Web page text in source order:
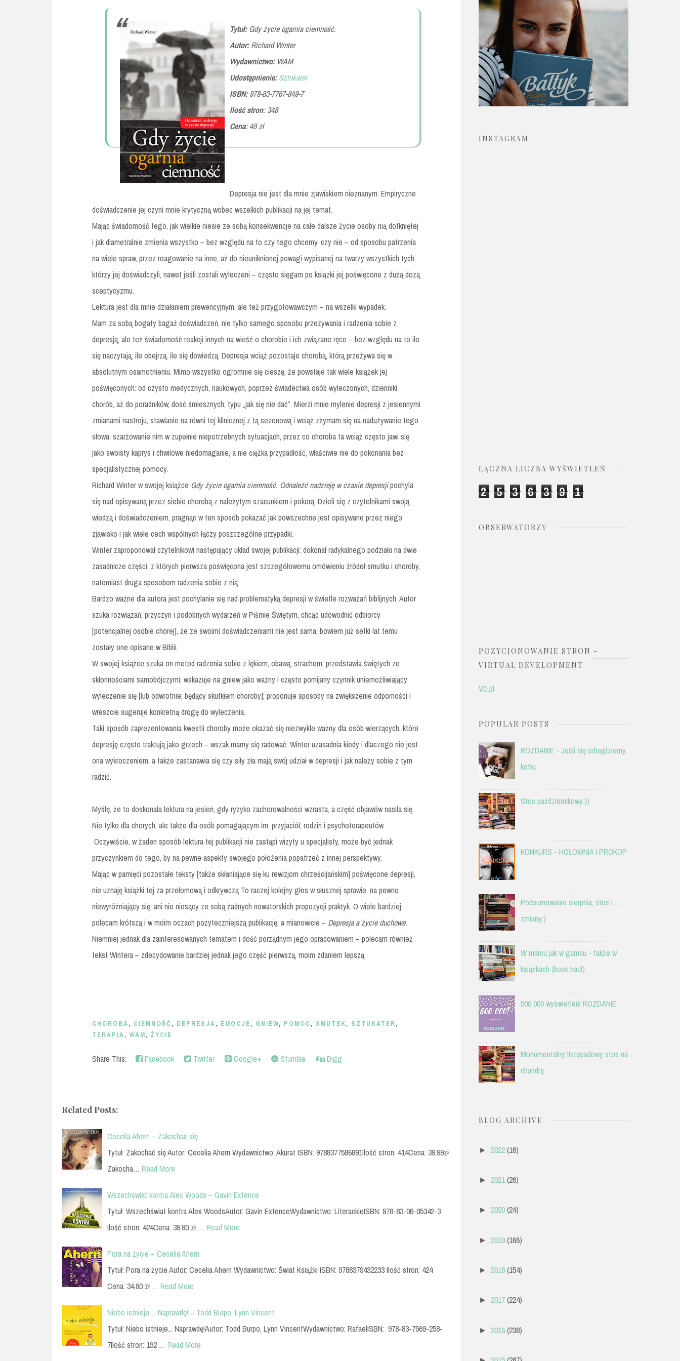
Tytuł:Gdy życie ogarnia ciemność.
Autor:Richard Winter
Wydawnictwo:WAM
Udostępnienie: Sztukater
ISBN:978-83-7767-849-7
Ilość stron: 348
Cena: 49 zł
Depresja nie jest dla mnie zjawiskiem nieznanym. Empiryczne
doświadczenie jej czyni mnie krytyczną wobec wszelkich publikacji na jej temat.
Mając świadomość tego, jak wielkie niesie ze sobą konsekwencje na całe dalsze życie osoby nią dotkniętej
i jak diametralnie zmienia wszystko – bez względu na to czy tego chcemy, czy nie – od sposobu patrzenia
na wiele spraw, przez reagowanie na inne, aż do nieuniknionej powagi wypisanej na twarzy wszystkich tych,
którzy jej doświadczyli, nawet jeśli zostali wyleczeni – często sięgam po ksiązki jej poświęcone z dużą dozą
sceptycyzmu.
Lektura jest dla mnie działaniem prewencyjnym, ale też przygotowawczym – na wszelki wypadek.
Mam za sobą bogaty bagaż doświadczeń, nie tylko samego sposobu przezywania i radzenia sobie z
depresją, ale też świadomość reakcji innych na wieść o chorobie i ich związane ręce – bez względu na to ile
się naczytają, ile obejrzą, ile się dowiedzą. Depresja wciąż pozostaje chorobą, którą przeżywa się w
absolutnym osamotnieniu. Mimo wszystko ogromnie się cieszę, że powstaje tak wiele książek jej
poświęconych: od czysto medycznych, naukowych, poprzez świadectwa osób wyleczonych, dzienniki
chorób, aż do poradników, dość śmiesznych, typu „jak się nie dać”. Mierzi mnie mylenie depresji z jesiennymi
zmianami nastroju, stawianie na równi tej klinicznej z tą sezonową i wciąż zżymam się na nadużywanie tego
słowa, szarżowanie nim w zupełnie niepotrzebnych sytuacjach, przez co choroba ta wciąż często jawi się
jako swoisty kaprys i chwilowe niedomaganie, a nie ciężka przypadłość, właściwie nie do pokonania bez
specjalistycznej pomocy.
Richard Winter w swojej książce Gdy życie ogarnia ciemność. Odnaleźć nadzieję w czasie depresjipochyla
się nad opisywaną przez siebie chorobą z należytym szacunkiem i pokorą. Dzieli się z czytelnikami swoją
wiedzą i doświadczeniem, pragnąc w ten sposób pokazać jak powszechne jest opisywane przez niego
zjawisko i jak wiele cech wspólnych łączy poszczególne przypadki.
Winter zaproponował czytelnikowi następujący układ swojej publikacji: dokonał radykalnego podziału na dwie
zasadnicze części, z których pierwsza poświęcona jest szczegółowemu omówieniu źródeł smutku i choroby,
natomiast druga sposobom radzenia sobie z nią.
Bardzo ważne dla autora jest pochylanie się nad problematyką depresji w świetle rozważań biblijnych. Autor
szuka rozwiązań, przyczyn i podobnych wydarzeń w Piśmie Świętym, chcąc udowodnić odbiorcy
[potencjalnej osobie chorej], że ze swoimi doświadczeniami nie jest sama, bowiem już setki lat temu
zostały one opisane w Biblii.
W swojej książce szuka on metod radzenia sobie z lękiem, obawą, strachem; przedstawia świętych ze
skłonnościami samobójczymi; wskazuje na gniew jako ważny i często pomijany czynnik uniemożliwiający
wyleczenie się [lub odwrotnie: będący skutkiem choroby]; proponuje sposoby na zwiększenie odporności i
wreszcie sugeruje konkretną drogę do wyleczenia.
Taki sposób zaprezentowania kwestii choroby może okazać się niezwykle ważny dla osób wierzących, które
depresję często traktują jako grzech – wszak mamy się radować. Winter uzasadnia kiedy i dlaczego nie jest
ona wykroczeniem, a także zastanawia się czy siły zła mają swój udział w depresji i jak należy sobie z tym
radzić.
Myślę, że to doskonała lektura na jesień, gdy ryzyko zachorowalności wzrasta, a część objawów nasila się.
Nie tylko dla chorych, ale także dla osób pomagającym im: przyjaciół, rodzin i psychoterapeutów.
Oczywiście, w żaden sposób lektura tej publikacji nie zastąpi wizyty u specjalisty, może być jednak
przyczynkiem do tego, by na pewne aspekty swojego położenia popatrzeć z innej perspektywy.
Mając w pamięci pozostałe teksty [także skłaniające się ku rewizjom chrześcijańskim] poświęcone depresji,
nie uznaję książki tej za przełomową i odkrywczą To raczej kolejny głos w słusznej sprawie, na pewno
niewyróżniający się, ani nie niosący ze sobą żadnych nowatorskich propozycji praktyk. O wiele bardziej
polecam krótszą i w moim oczach pożyteczniejszą publikację, a mianowicie – Depresja a życie duchowe.
Niemniej jednak dla zainteresowanych tematem i dość porządnym jego opracowaniem – polecam również
tekst Wintera – zdecydowanie bardziej jednak jego część pierwszą, moim zdaniem lepszą.
CHOROBA, CIEMNOŚĆ , DEPRESJA, EMOCJE, GNIEW, POMOC, SMUTEK, SZTUKATER,
TERAPIA, WAM, ŻYCIE
Share This: Facebook Twitter Google+ Stumble Digg
Related Posts:
Cecelia Ahern – Zakochać się
Tytuł: Zakochać się Autor: Cecelia Ahern Wydawnictwo: Akurat ISBN: 9788377586891Ilość stron: 414Cena: 39,99zł
Zakocha… Read More
Wszechświat kontra Alex Woods – Gavin Extence
Tytuł: Wszechświat kontra Alex WoodsAutor: Gavin ExtenceWydawnictwo: LiterackieISBN: 978-83-08-05342-3
Ilość stron: 424Cena: 39,90 zł … Read More
Pora na życie – Cecelia Ahern
Tytuł: Pora na życie Autor: Cecelia Ahern Wydawnictwo: Świat Książki ISBN: 9788379432233 Ilość stron: 424
Cena: 34,90 zł … Read More
Niebo istnieje… Naprawdę! – Todd Burpo, Lynn Vincent
Tytuł: Niebo istnieje... Naprawdę!Autor: Todd Burpo, Lynn VincentWydawnictwo: RafaelISBN: 978-83-7569-258-
7Ilość stron: 192 … Read More
o
r
:
INSTAGRAM
ŁĄCZNA LICZBA WYŚWIETLEŃ
2 5 3 6 3 9 1
OBSERWATORZY
POZYCJONOWANIE STRON -
VIRTUAL DEVELOPMENT
VD.pl
POPULAR POSTS
ROZDANIE - Jeśli się odnajdziemy,
kotku
Stos październikowy:))
KONKURS - HOŁOWNIA I PROKOP
Podsumowanie sierpnia, stos i...
zmiany:)
W marcu jak w garncu - także w
książkach (book haul)
500 000 wyświetleń! ROZDANIE
Monumentalny listopadowy stos na
chandrę
BLOG ARCHIVE
► 2022 (16)
► 2021 (26)
► 2020 (24)
► 2019 (166)
► 2018 (154)
► 2017 (224)
► 2016 (238)